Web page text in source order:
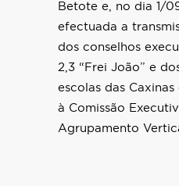
Betote e, no dia 1/
efectuada a
dos conselhos
2,3 “Frei João” e
escolas das
à Comissão
Agrupamento